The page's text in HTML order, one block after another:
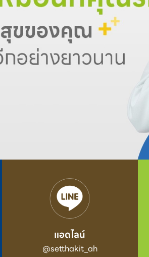
แอดไลน์
@setthakit_ah